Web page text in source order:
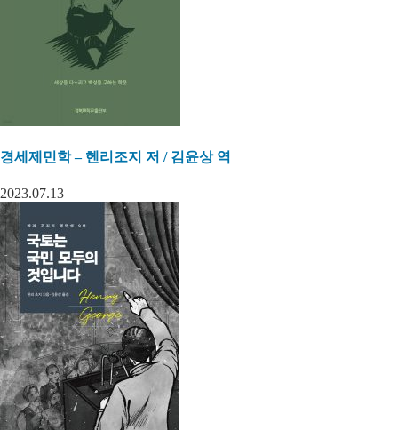
경세제민학 – 헨리조지 저 / 김윤상 역
2023.07.13